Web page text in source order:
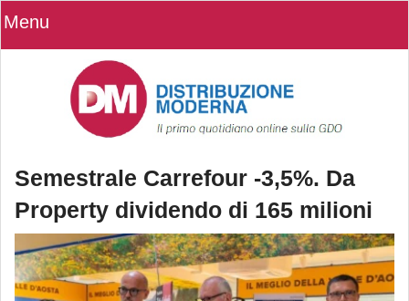
Menu
Semestrale Carrefour -3,5%. Da
Property dividendo di 165 milioni